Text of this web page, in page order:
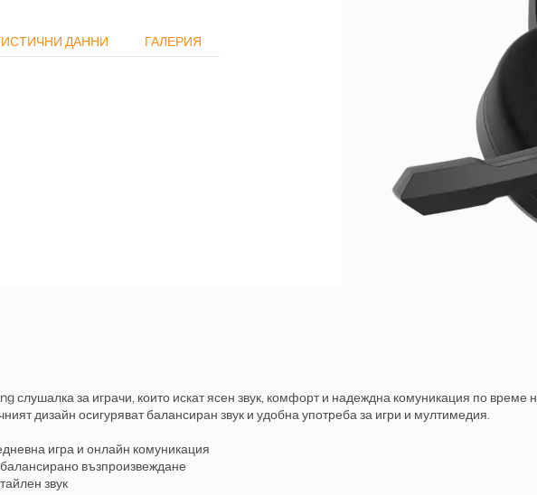
ДАННИ ГАЛЕРИЯ
слушалка за играчи, които искат ясен звук, комфорт и надеждна комуникация по време
дизайн осигуряват балансиран звук и удобна употреба за игри и мултимедия.
игра и онлайн комуникация
възпроизвеждане
звук